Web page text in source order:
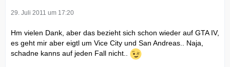
29. Juli 2011 um 17:20
Hm vielen Dank, aber das bezieht sich schon wieder auf GTA IV,
es geht mir aber eigtl um Vice City und San Andreas.. Naja,
schadne kanns auf jeden Fall nicht..